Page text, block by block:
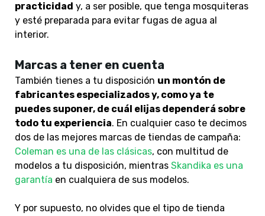
practicidad y, a ser posible, que tenga mosquiteras
y esté preparada para evitar fugas de agua al
interior.
Marcas a tener en cuenta
También tienes a tu disposición un montón de
fabricantes especializados y, como ya te
puedes suponer, de cuál elijas dependerá sobre
todo tu experiencia. En cualquier caso te decimos
dos de las mejores marcas de tiendas de campaña:
Coleman es una de las clásicas, con multitud de
modelos a tu disposición, mientras Skandika es una
garantía en cualquiera de sus modelos.
Y por supuesto, no olvides que el tipo de tienda